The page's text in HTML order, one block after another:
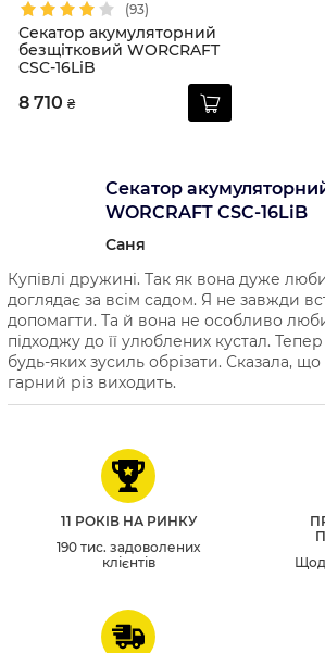
(93)
Секатор акумуляторний
безщітковий WORCRAFT
CSC-16LiB
8 710 ₴
Секатор
WORCRAFT CSC-16LiB
Саня
Купівлі дружині. Так як вона дуже
доглядає за всім садом. Я не завжди
допомагти. Та й вона не особливо
підходжу до її улюблених кустал.
будь-яких зусиль обрізати. Сказала,
гарний різ виходить.
11 РОКІВ НА РИНКУ
190 тис. задоволених
клієнтів